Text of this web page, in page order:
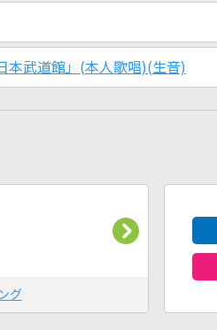
本武道館」(本人歌唱)(生音)
グ